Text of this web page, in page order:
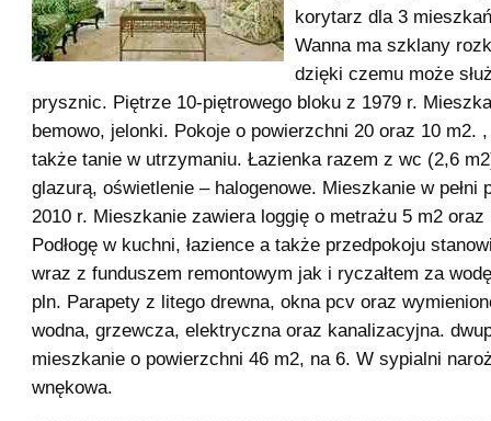
korytarz dla 3
Wanna ma szklany
dzięki czemu może
prysznic. Piętrze 10-piętrowego bloku z 1979 r.
bemowo, jelonki. Pokoje o powierzchni 20 oraz 10 m2.
także tanie w utrzymaniu. Łazienka razem z wc (2,6
glazurą, oświetlenie – halogenowe. Mieszkanie w pełni
2010 r. Mieszkanie zawiera loggię o metrażu 5 m2
Podłogę w kuchni, łazience a także przedpokoju
wraz z funduszem remontowym jak i ryczałtem za
pln. Parapety z litego drewna, okna pcv oraz
wodna, grzewcza, elektryczna oraz kanalizacyjna.
mieszkanie o powierzchni 46 m2, na 6. W sypialni
wnękowa.